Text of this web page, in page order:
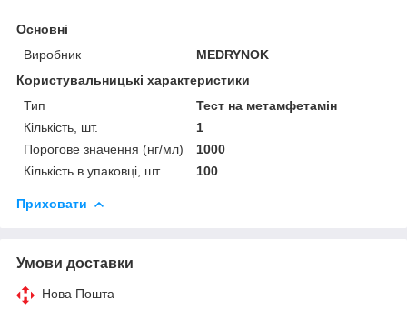
Основні
Виробник
MEDRYNOK
Користувальницькі характеристики
Тип
Тест на метамфетамін
Кількість, шт.
1
Порогове значення (нг/мл)
1000
Кількість в упаковці, шт.
100
Приховати
Умови доставки
Нова Пошта